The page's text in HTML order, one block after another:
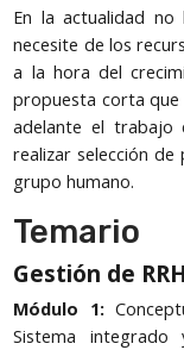
En la actualidad
necesite de los
a la hora del
propuesta corta que
adelante el trabajo
realizar selección
grupo humano.
Temario
Gestión de
Módulo 1:
Sistema